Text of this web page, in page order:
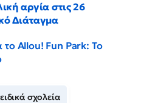
αργία στις 26
Διάταγμα
το Allou! Fun Park: Το
ειδικά σχολεία